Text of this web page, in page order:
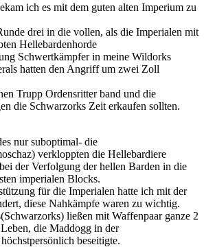
ich es mit dem guten alten Imperium zu
drei in die vollen, als die Imperialen mit
Hellebardenhorde
Schwertkämpfer in meine Wildorks
hatten den Angriff um zwei Zoll
Trupp Ordensritter band und die
die Schwarzorks Zeit erkaufen sollten.
nur suboptimal- die
verkloppten die Hellebardiere
der Verfolgung der hellen Barden in die
imperialen Blocks.
für die Imperialen hatte ich mit der
diese Nahkämpfe waren zu wichtig.
ließen mit Waffenpaar ganze 2
die Maddogg in der
beseitigte.